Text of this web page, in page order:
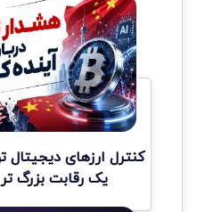
کنترل ارزهای
یک رقابت بزرگ